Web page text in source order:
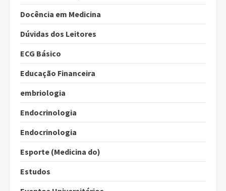
Docência em Medicina
Dúvidas dos Leitores
ECG Básico
Educação Financeira
embriologia
Endocrinologia
Endocrinologia
Esporte (Medicina do)
Estudos